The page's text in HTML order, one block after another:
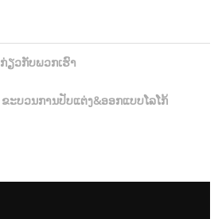
ກ່ຽວ​ກັບ​ພວກ​ເຮົາ
ຂະບວນການປັບແຕ່ງ&ອອກແບບໂລໂກ້